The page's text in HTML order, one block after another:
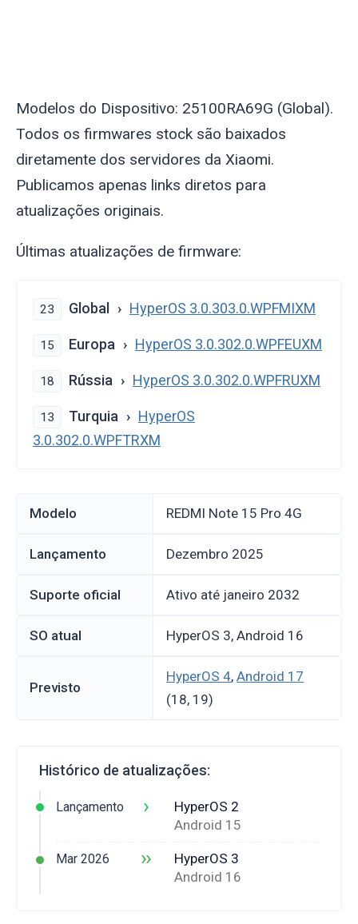
Modelos do Dispositivo: 25100RA69G (Global).
Todos os firmwares stock são baixados
diretamente dos servidores da Xiaomi.
Publicamos apenas links diretos para
atualizações originais.
Últimas atualizações de firmware:
23 Global HyperOS 3.0.303.0.WPFMIXM
15 Europa HyperOS 3.0.302.0.WPFEUXM
18 Rússia HyperOS 3.0.302.0.WPFRUXM
13 Turquia
HyperOS
3.0.302.0.WPFTRXM
Modelo REDMI Note 15 Pro 4G
Lançamento dezembro 2025
Suporte oficial Ativo até janeiro 2032
SO atual HyperOS 3, Android 16
Previsto
HyperOS 4, Android 17
(18, 19)
Histórico de atualizações:
Lançamento ›
HyperOS 2
Android 15
Mar 2026 ››
HyperOS 3
Android 16